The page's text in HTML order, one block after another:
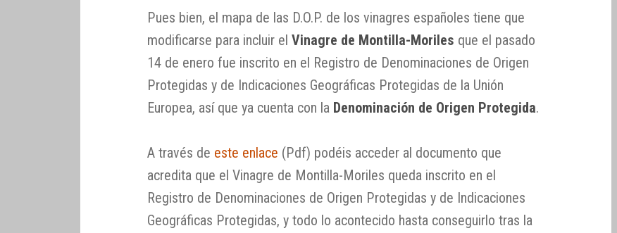
Pues bien, el mapa de las D.O.P. de los vinagres españoles tiene que
modificarse para incluir elVinagre de Montilla-Moriles que el pasado
14 de enero fue inscrito en el Registro de Denominaciones de Origen
Protegidas y de Indicaciones Geográficas Protegidas de la Unión
Europea, así que ya cuenta con la Denominación de Origen Protegida.
A través de este enlace (Pdf) podéis acceder al documento que
acredita que el Vinagre de Montilla-Moriles queda inscrito en el
Registro de Denominaciones de Origen Protegidas y de Indicaciones
Geográficas Protegidas, y todo lo acontecido hasta conseguirlo tras la